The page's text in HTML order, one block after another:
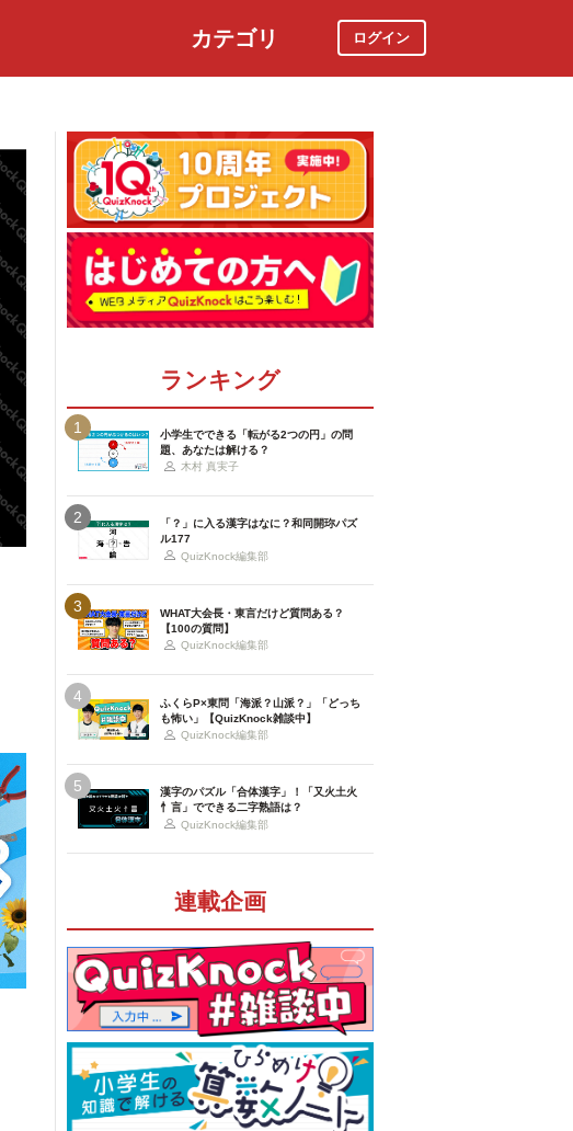
カテゴリ ログイン
ランキング
1
小学生でできる「転がる2つの円」の問
題、あなたは解ける？
木村 真実子
2
「？」に入る漢字はなに？和同開珎パズ
ル177
QuizKnock編集部
3
WHAT大会長・東言だけど質問ある？
【100の質問】
QuizKnock編集部
4
ふくらP×東問「海派？山派？」「どっち
も怖い」【QuizKnock雑談中】
QuizKnock編集部
5
漢字のパズル「合体漢字」！「又火土火
忄言」でできる二字熟語は？
QuizKnock編集部
連載企画